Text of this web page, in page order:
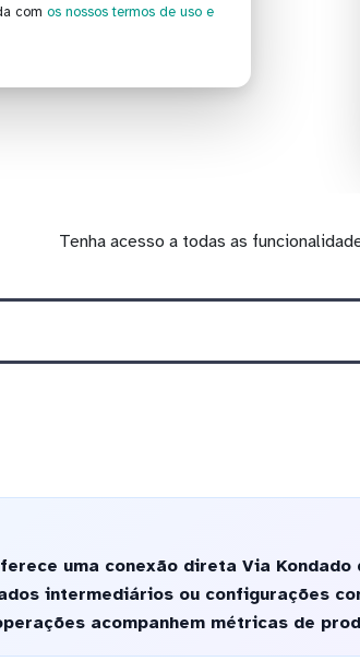
com os nossos termos de uso e
Tenha acesso a todas as
uma conexão direta Via
intermediários ou configurações
acompanhem métricas de